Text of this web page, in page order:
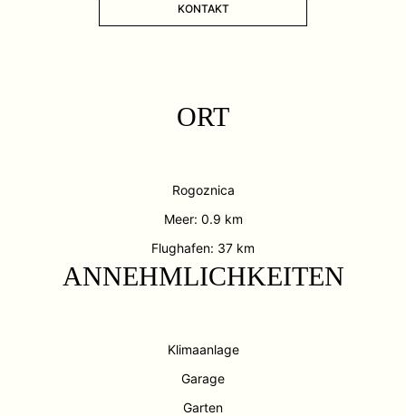
KONTAKT
ORT
Rogoznica
Meer: 0.9 km
Flughafen: 37 km
ANNEHMLICHKEITEN
Klimaanlage
Garage
Garten